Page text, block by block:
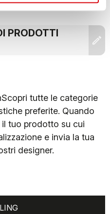
PRODOTTI
tutte le categorie
preferite. Quando
tuo prodotto su cui
e invia la tua
designer.